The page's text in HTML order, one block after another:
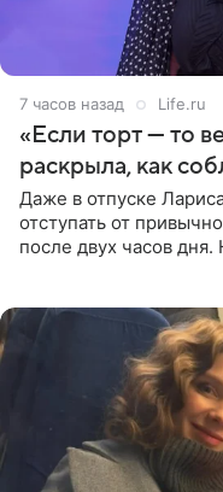
7 часов назад Life.ru
«Если торт — то
раскрыла, как
Даже в отпуске
отступать от
после двух часов дня.